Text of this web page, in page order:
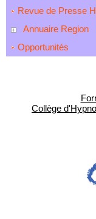
Revue de Presse
Annuaire Region
Opportunités
Collège